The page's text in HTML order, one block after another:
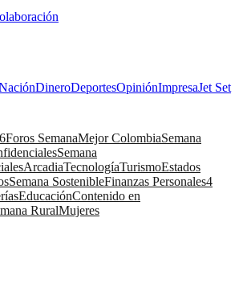
DineroDeportesOpiniónImpresaJet Set
Foros SemanaMejor ColombiaSemana
Semana
ArcadiaTecnologíaTurismoEstados
Semana SostenibleFinanzas Personales4
EducaciónContenido en
RuralMujeres